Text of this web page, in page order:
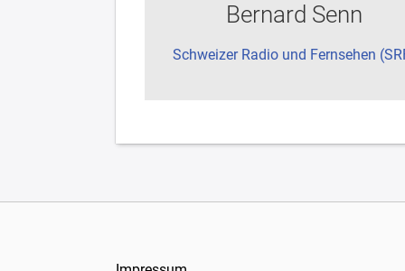
Bernard Senn
Schweizer Radio und Fernsehen